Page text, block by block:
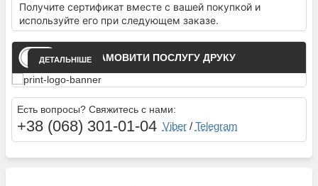
Получите сертификат вместе с вашей покупкой и
используйте его при следующем заказе.
ЗАМОВИТИ ПОСЛУГУ ДРУКУ
ДЕТАЛЬНІШЕ
Есть вопросы? Свяжитесь с нами:
+38 (068) 301-01-04 Viber/ Telegram